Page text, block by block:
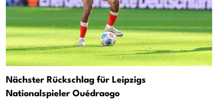
Nächster Rückschlag für Leipzigs
Nationalspieler Ouédraogo